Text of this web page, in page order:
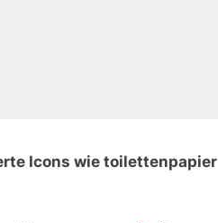
Icons wie toilettenpapier